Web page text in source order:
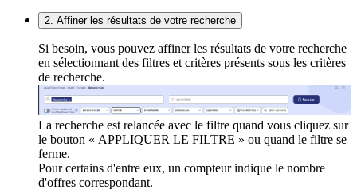
2. Affiner les résultats de votre recherche
Si besoin, vous pouvez affiner les résultats de votre recherche
en sélectionnant des filtres et critères présents sous les critères
de recherche.
La recherche est relancée avec le filtre quand vous cliquez sur
le bouton « APPLIQUER LE FILTRE » ou quand le filtre se
ferme.
Pour certains d'entre eux, un compteur indique le nombre
d'offres correspondant.